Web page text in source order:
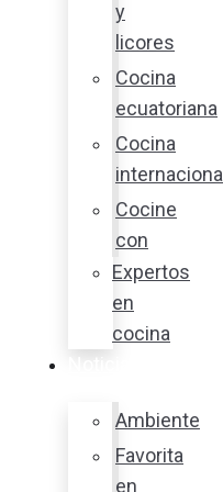
y
licores
Cocina
ecuatoriana
Cocina
internacional
Cocine
con
Expertos
en
cocina
Ambiente
Favorita
en